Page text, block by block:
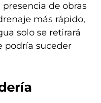
de obras
más rápido,
solo se retirará
podría suceder